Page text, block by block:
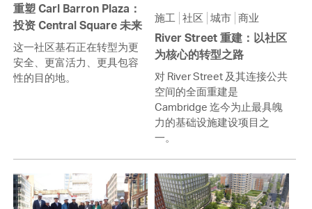
重塑 Carl Barron Plaza：
投资 Central Square 未来
这一社区基石正在转型为更
安全、更富活力、更具包容
性的目的地。
施工 社区 城市 商业
River Street 重建：以社区
为核心的转型之路
对 River Street 及其连接公共
空间的全面重建是
Cambridge 迄今为止最具魄
力的基础设施建设项目之
一。